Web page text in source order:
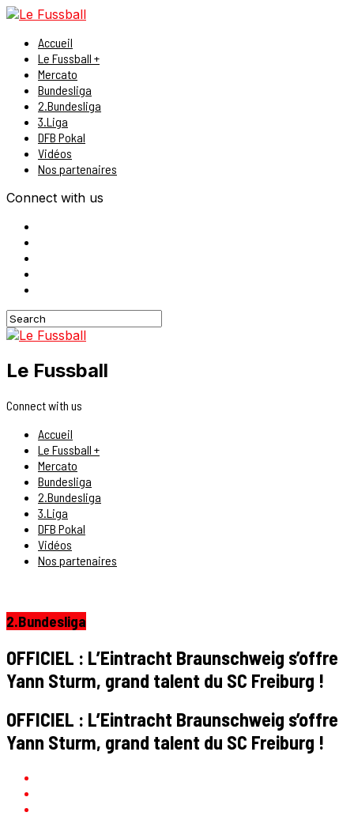
Accueil
Le Fussball +
Mercato
Bundesliga
2.Bundesliga
3.Liga
DFB Pokal
Vidéos
Nos partenaires
Connect with us
Le Fussball
Connect with us
Accueil
Le Fussball +
Mercato
Bundesliga
2.Bundesliga
3.Liga
DFB Pokal
Vidéos
Nos partenaires
2.Bundesliga
OFFICIEL : L’Eintracht Braunschweig s’offre
Yann Sturm, grand talent du SC Freiburg !
OFFICIEL : L’Eintracht Braunschweig s’offre
Yann Sturm, grand talent du SC Freiburg !